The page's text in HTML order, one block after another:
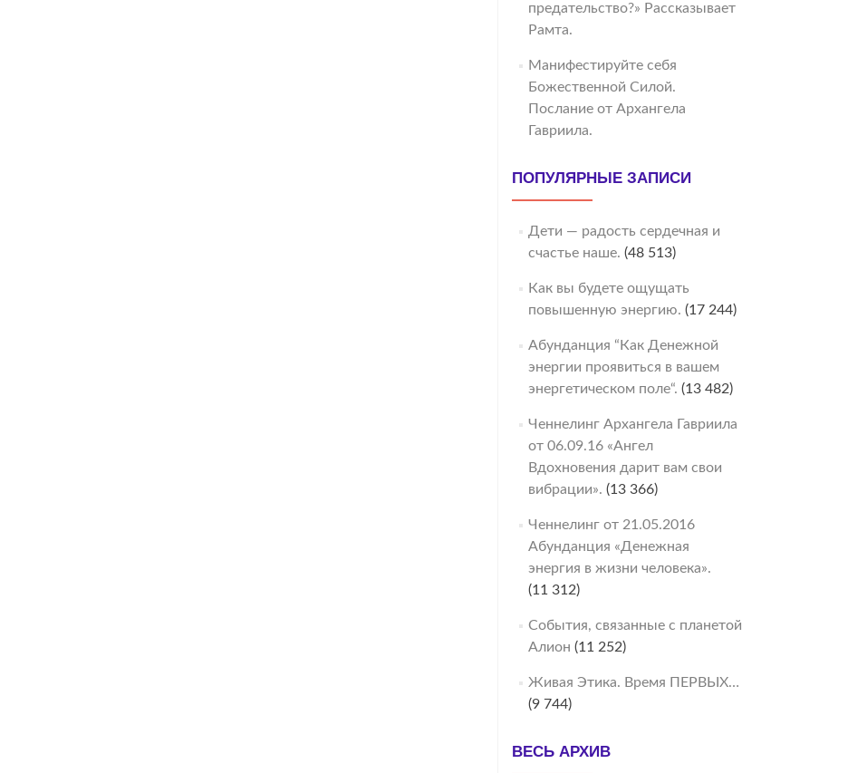
предательство?» Рассказывает
Рамта.
Манифестируйте себя
Божественной Силой.
Послание от Архангела
Гавриила.
ПОПУЛЯРНЫЕ ЗАПИСИ
Дети — радость сердечная и
счастье наше. (48 513)
Как вы будете ощущать
повышенную энергию. (17 244)
Абунданция “Как Денежной
энергии проявиться в вашем
энергетическом поле“. (13 482)
Ченнелинг Архангела Гавриила
от 06.09.16 «Ангел
Вдохновения дарит вам свои
вибрации». (13 366)
Ченнелинг от 21.05.2016
Абунданция «Денежная
энергия в жизни человека».
(11 312)
События, связанные с планетой
Алион (11 252)
Живая Этика. Время ПЕРВЫХ…
(9 744)
ВЕСЬ АРХИВ